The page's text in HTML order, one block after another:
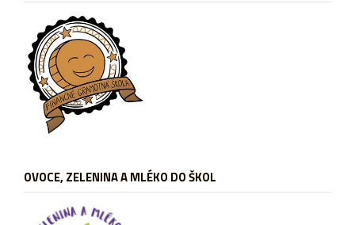
OVOCE, ZELENINA A MLÉKO DO ŠKOL